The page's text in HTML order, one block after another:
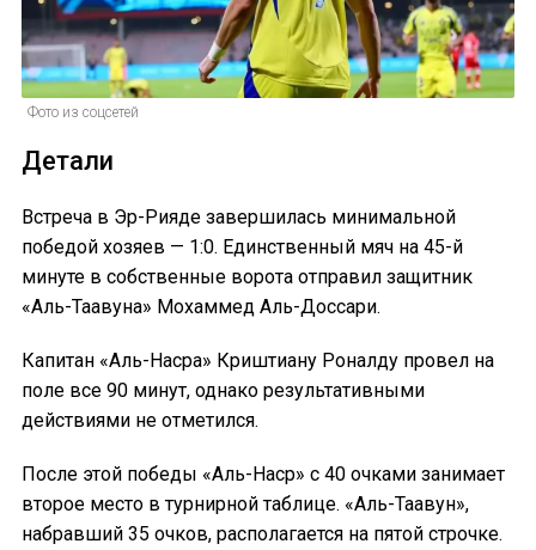
Фото из соцсетей
Детали
Встреча в Эр-Рияде завершилась минимальной
победой хозяев — 1:0. Единственный мяч на 45-й
минуте в собственные ворота отправил защитник
«Аль-Таавуна» Мохаммед Аль-Доссари.
Капитан «Аль-Насра» Криштиану Роналду провел на
поле все 90 минут, однако результативными
действиями не отметился.
После этой победы «Аль-Наср» с 40 очками занимает
второе место в турнирной таблице. «Аль-Таавун»,
набравший 35 очков, располагается на пятой строчке.